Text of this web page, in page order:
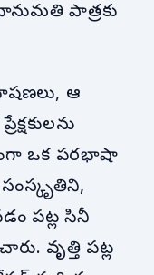
పాత్రకు
ఆ
ఒక పరభాషా
పట్ల సినీ
వృత్తి పట్ల